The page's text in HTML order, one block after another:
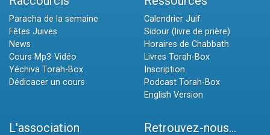
Paracha de la semaine
Fêtes Juives
News
Cours Mp3-Vidéo
Yéchiva Torah-Box
Dédicacer un cours
Calendrier Juif
Sidour (livre de prière)
Horaires de Chabbath
Livres Torah-Box
Inscription
Podcast Torah-Box
English Version
L'association Retrouvez-nous...